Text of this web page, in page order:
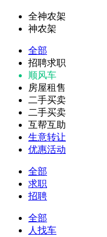
全神农架
神农架
全部
招聘求职
顺风车
房屋租售
二手买卖
二手买卖
互帮互助
生意转让
优惠活动
全部
求职
招聘
全部
人找车